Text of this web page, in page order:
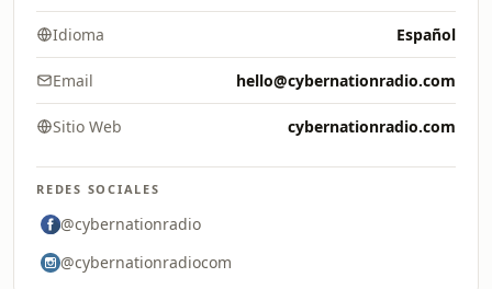
Idioma Español
Email hello@cybernationradio.com
Sitio Web cybernationradio.com
REDES SOCIALES
@cybernationradio
@cybernationradiocom